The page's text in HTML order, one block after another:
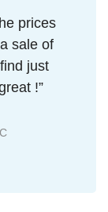
prices
sale of
just
!”